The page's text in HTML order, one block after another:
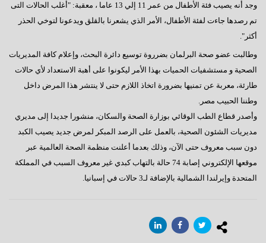
وجد أنه يصيب فئة الأطفال من عمر 11 إلي 13 عاما ، معقبة: "أغلب الحالات التى
تم رصدها جاءت لفئة الأطفال، الأمر الذي يشعرنا بالقلق ويدعونا لتوخي الحذر
أكثر".
وطالبت عضو صحة البرلمان بضرروة توسيع دائرة البحث، وإعلام كافة المديريات
الصحية و مستشفيات الحميات بهذا الأمر ليكونوا على أهبة الاستعداد لأي حالات
طارئة، معربة عن تمنيها بضرورة اتخاذ اللازم حتى لا ينتشر هذا المرض داخل
وطننا الحبيب مصر.
وأصدر قطاع الطب الوقائي بوزارة الصحة والسكان، منشورا جديدا إلى مديري
مديريات الشئون الصحية، بالعمل على الرصد المبكر لمرض جديد يصيب الكبد
دون سبب معروف حتى الآن، وذلك بعدما أعلنت منظمة الصحة العالمية عبر
موقعها الإلكتروني إصابة 74 حالة بالتهاب كبدي غير معروف السبب في المملكة
المتحدة وإيرلندا الشمالية بالإضافة لـ3 حالات في إسبانيا.